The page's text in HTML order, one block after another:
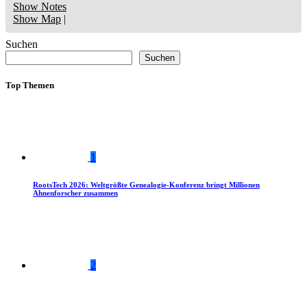
Show Notes
Show Map |
Suchen
Suchen
Top Themen
1
RootsTech 2026: Weltgrößte Genealogie-Konferenz bringt Millionen
Ahnenforscher zusammen
2